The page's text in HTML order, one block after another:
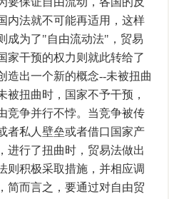
内法就不可能再适用，这样
成为了"自由流动法"，贸易
家干预的权力则就此转给了
造出一个新的概念--未被扭曲
被扭曲时，国家不予干预，
竞争并行不悖。当竞争被传
者私人壁垒或者借口国家产
进行了扭曲时，贸易法做出
则积极采取措施，并相应调
简而言之，要通过对自由贸